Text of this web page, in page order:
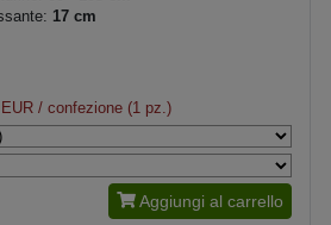
17 cm
/ confezione (1 pz.)
Aggiungi al carrello